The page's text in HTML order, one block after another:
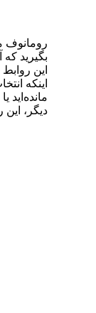
رومانوف
بگیرید که
این
اینکه
مانده‌اید
دیگر،